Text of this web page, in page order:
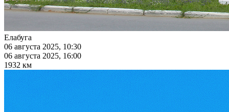
Елабуга
06 августа 2025, 10:30
06 августа 2025, 16:00
1932 км